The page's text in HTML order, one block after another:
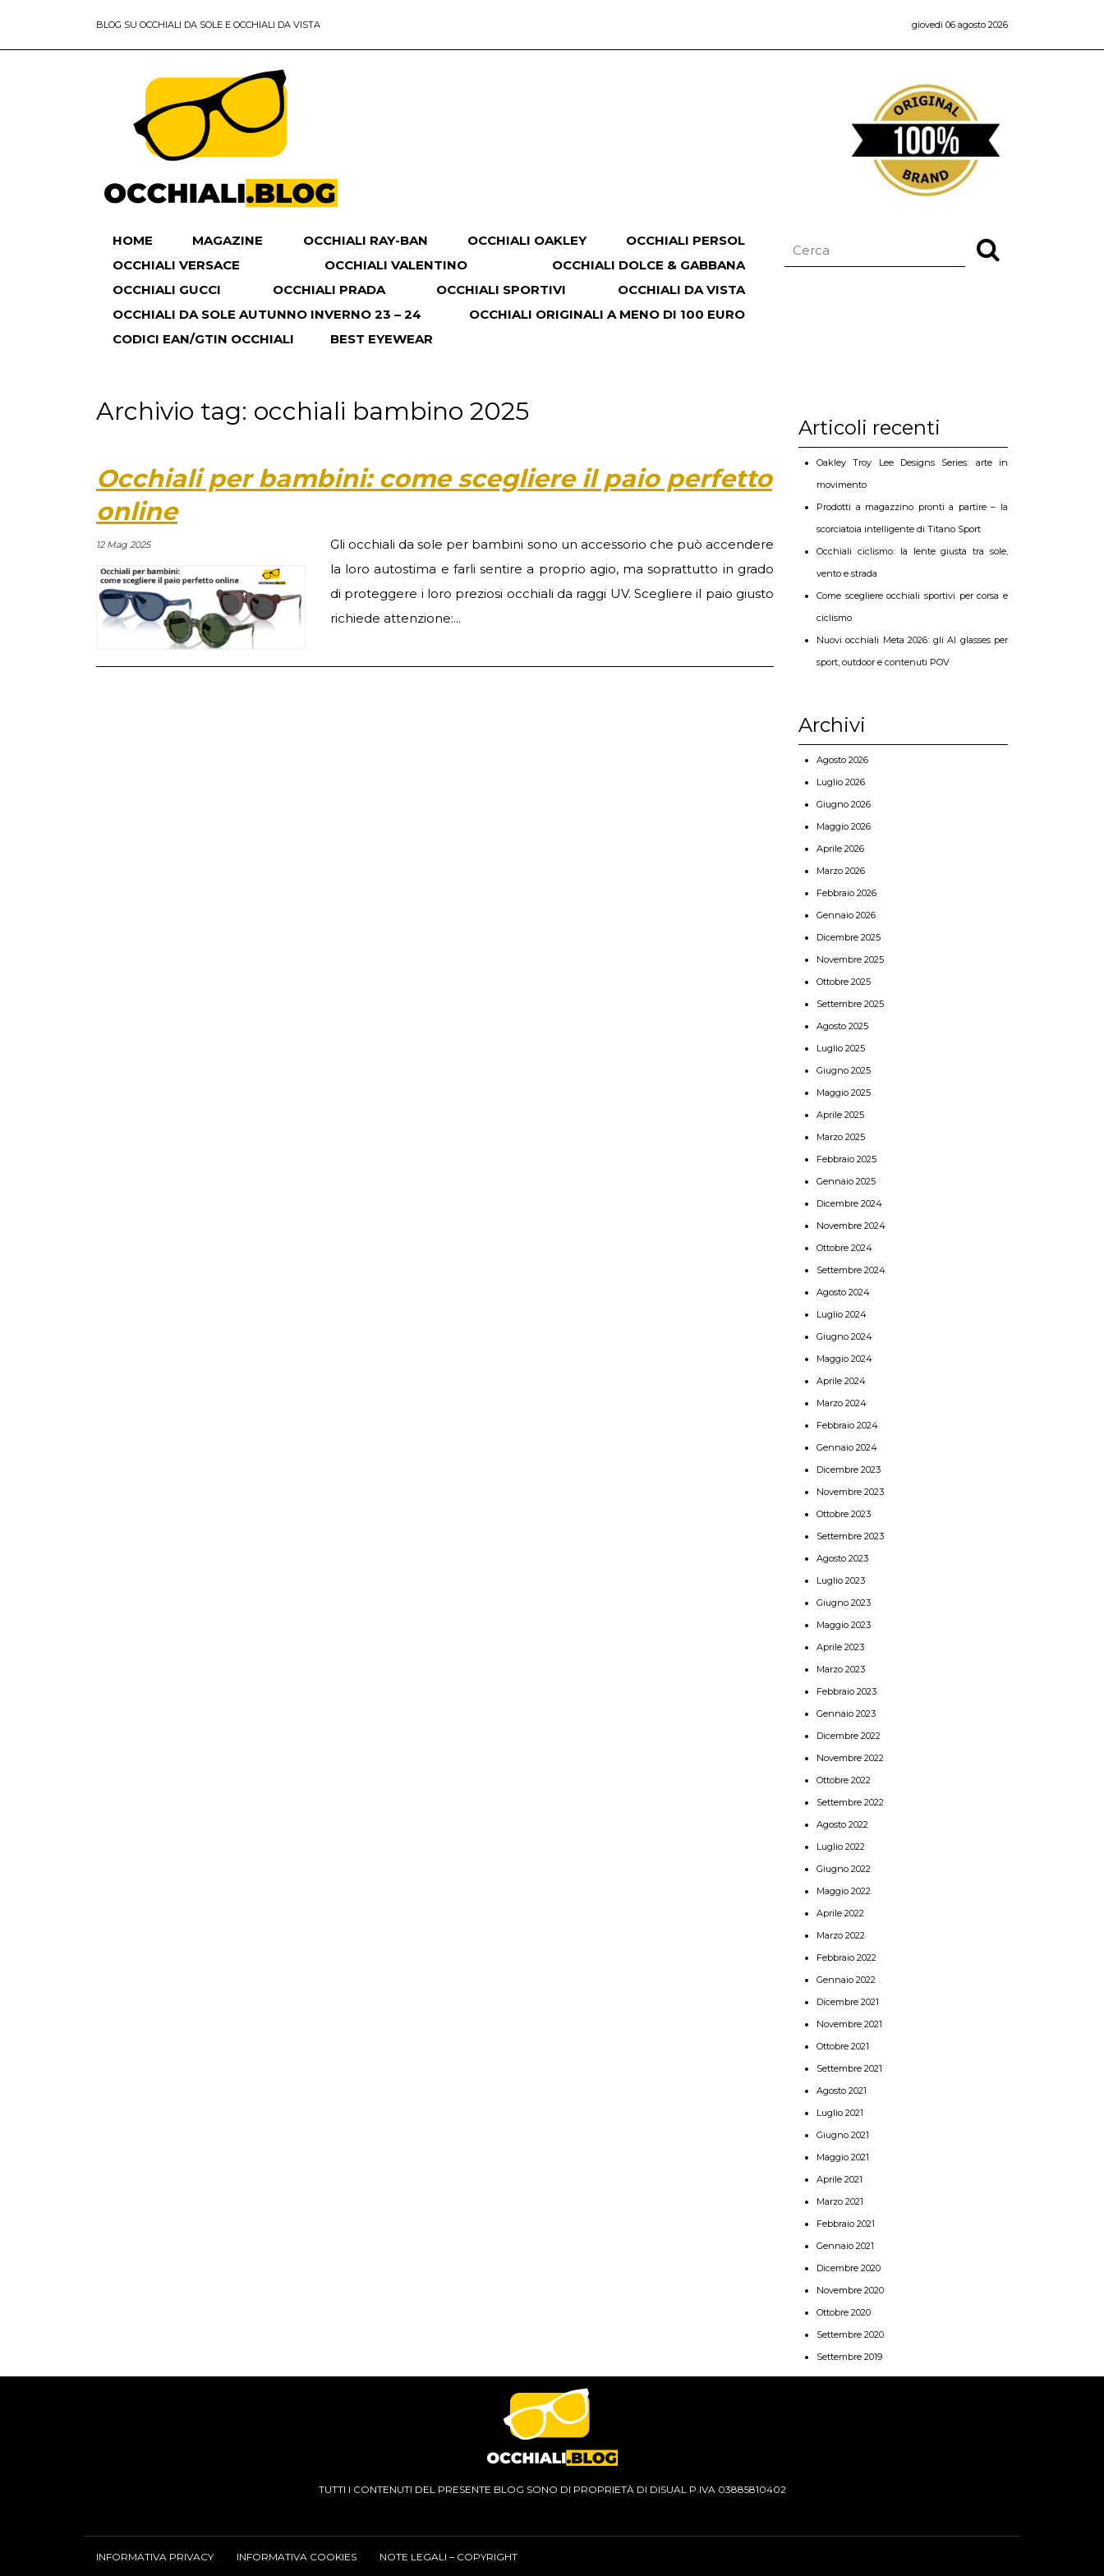
BLOG SU OCCHIALI DA SOLE E OCCHIALI DA VISTA giovedì 06 agosto 2026
HOME MAGAZINE OCCHIALI RAY-BAN OCCHIALI OAKLEY
OCCHIALI PERSOL
OCCHIALI VERSACE
OCCHIALI VALENTINO
OCCHIALI DOLCE & GABBANA
OCCHIALI GUCCI
OCCHIALI PRADA OCCHIALI SPORTIVI
OCCHIALI DA VISTA
OCCHIALI DA SOLE AUTUNNO INVERNO 23 – 24
OCCHIALI ORIGINALI A MENO DI 100 EURO
CODICI EAN/GTIN OCCHIALI
BEST EYEWEAR
Archivio tag: occhiali bambino 2025
Occhiali per bambini: come scegliere il paio perfetto
online
12 Mag 2025
Gli occhiali da sole per bambini sono un accessorio che può accendere
la loro autostima e farli sentire a proprio agio, ma soprattutto in grado
di proteggere i loro preziosi occhiali da raggi UV. Scegliere il paio giusto
richiede attenzione:...
Articoli recenti
Oakley Troy Lee Designs Series: arte in
movimento
Prodotti a magazzino pronti a partire – la
scorciatoia intelligente di Titano Sport
Occhiali ciclismo: la lente giusta tra sole,
vento e strada
Come scegliere occhiali sportivi per corsa e
ciclismo
Nuovi occhiali Meta 2026: gli AI glasses per
sport, outdoor e contenuti POV
Archivi
Agosto 2026
Luglio 2026
Giugno 2026
Maggio 2026
Aprile 2026
Marzo 2026
Febbraio 2026
Gennaio 2026
Dicembre 2025
Novembre 2025
Ottobre 2025
Settembre 2025
Agosto 2025
Luglio 2025
Giugno 2025
Maggio 2025
Aprile 2025
Marzo 2025
Febbraio 2025
Gennaio 2025
Dicembre 2024
Novembre 2024
Ottobre 2024
Settembre 2024
Agosto 2024
Luglio 2024
Giugno 2024
Maggio 2024
Aprile 2024
Marzo 2024
Febbraio 2024
Gennaio 2024
Dicembre 2023
Novembre 2023
Ottobre 2023
Settembre 2023
Agosto 2023
Luglio 2023
Giugno 2023
Maggio 2023
Aprile 2023
Marzo 2023
Febbraio 2023
Gennaio 2023
Dicembre 2022
Novembre 2022
Ottobre 2022
Settembre 2022
Agosto 2022
Luglio 2022
Giugno 2022
Maggio 2022
Aprile 2022
Marzo 2022
Febbraio 2022
Gennaio 2022
Dicembre 2021
Novembre 2021
Ottobre 2021
Settembre 2021
Agosto 2021
Luglio 2021
Giugno 2021
Maggio 2021
Aprile 2021
Marzo 2021
Febbraio 2021
Gennaio 2021
Dicembre 2020
Novembre 2020
Ottobre 2020
Settembre 2020
Settembre 2019
TUTTI I CONTENUTI DEL PRESENTE BLOG SONO DI PROPRIETÀ DI DISUAL P.IVA 03885810402
INFORMATIVA PRIVACY INFORMATIVA COOKIES NOTE LEGALI – COPYRIGHT